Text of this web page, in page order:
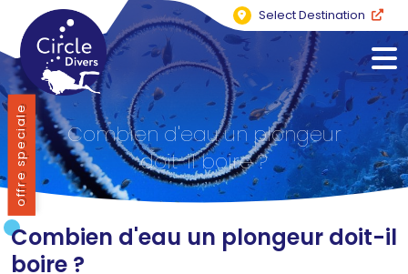
Select Destination
Combien d'eau un plongeur
doit-il boire ?
Combien d'eau un plongeur doit-il
boire ?
offre speciale